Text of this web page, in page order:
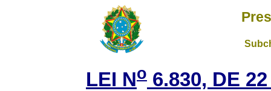
LEI No 6.830, DE